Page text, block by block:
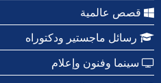
قصص عالمية
رسائل ماجستير ودكتوراه
سينما وفنون وإعلام